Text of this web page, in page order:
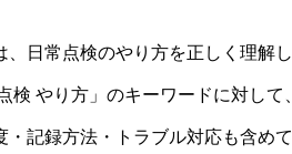
、日常点検のやり方を正しく理解
検 やり方」のキーワードに対し
記録方法・トラブル対応も含め